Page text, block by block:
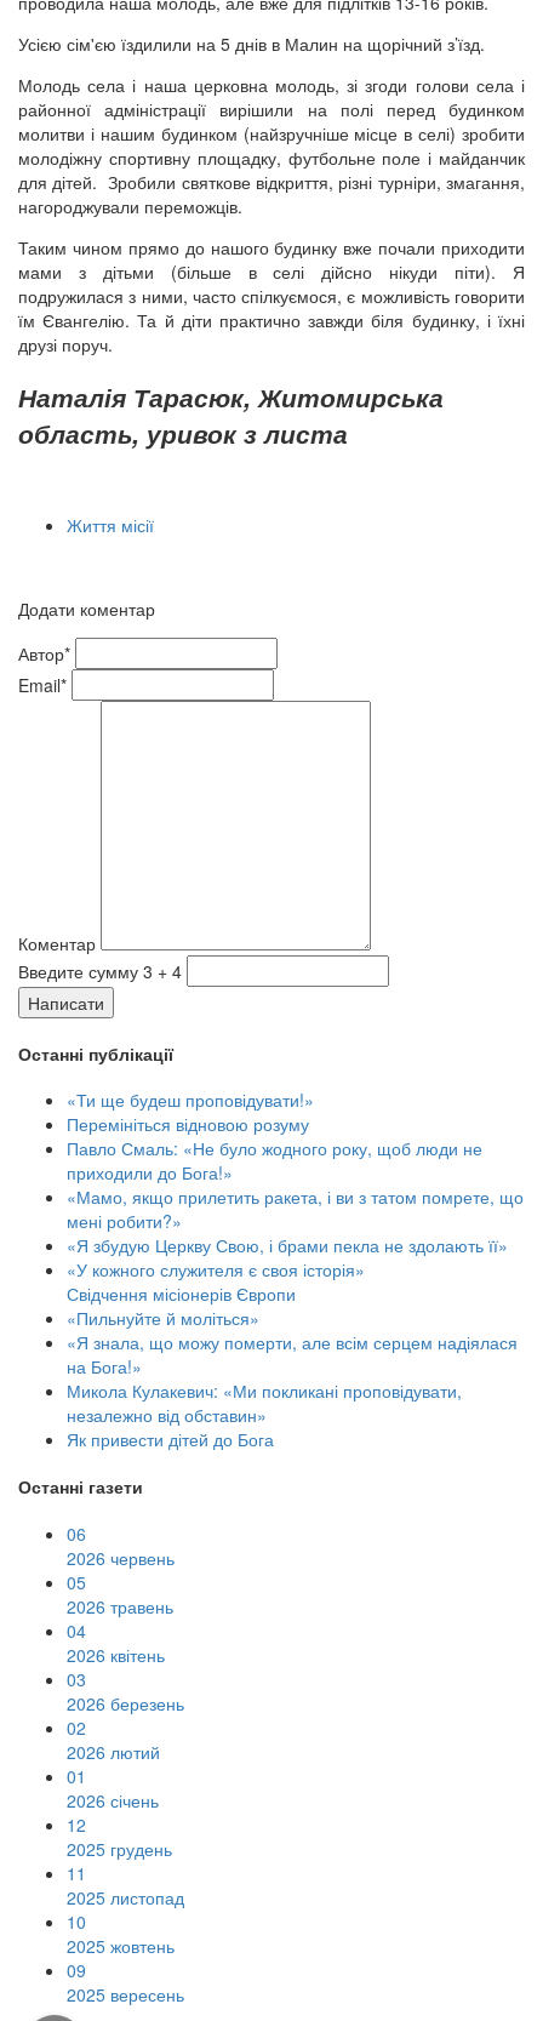
Усією сім'єю їздилили на 5 днів в Малин на щорічний з’їзд.
Молодь села і наша церковна молодь, зі згоди голови села і
районної адміністрації вирішили на полі перед будинком
молитви і нашим будинком (найзручніше місце в селі) зробити
молодіжну спортивну площадку, футбольне поле і майданчик
для дітей. Зробили святкове відкриття, різні турніри, змагання,
нагороджували переможців.
Таким чином прямо до нашого будинку вже почали приходити
мами з дітьми (більше в селі дійсно нікуди піти). Я
подружилася з ними, часто спілкуємося, є можливість говорити
їм Євангелію. Та й діти практично завжди біля будинку, і їхні
друзі поруч.
Наталія Тарасюк, Житомирська
область, уривок з листа
Життя місії
Додати коментар
Автор*
Email*
Коментар
Введите сумму 3 + 4
Написати
Останні публікації
«Ти ще будеш проповідувати!»
Перемініться відновою розуму
Павло Смаль: «Не було жодного року, щоб люди не
приходили до Бога!»
«Мамо, якщо прилетить ракета, і ви з татом помрете, що
мені робити?»
«Я збудую Церкву Свою, і брами пекла не здолають її»
«У кожного служителя є своя історія»
Свідчення місіонерів Європи
«Пильнуйте й моліться»
«Я знала, що можу померти, але всім серцем надіялася
на Бога!»
Микола Кулакевич: «Ми покликані проповідувати,
незалежно від обставин»
Як привести дітей до Бога
Останні газети
06
2026 червень
05
2026 травень
04
2026 квітень
03
2026 березень
02
2026 лютий
01
2026 січень
12
2025 грудень
11
2025 листопад
10
2025 жовтень
09
2025 вересень